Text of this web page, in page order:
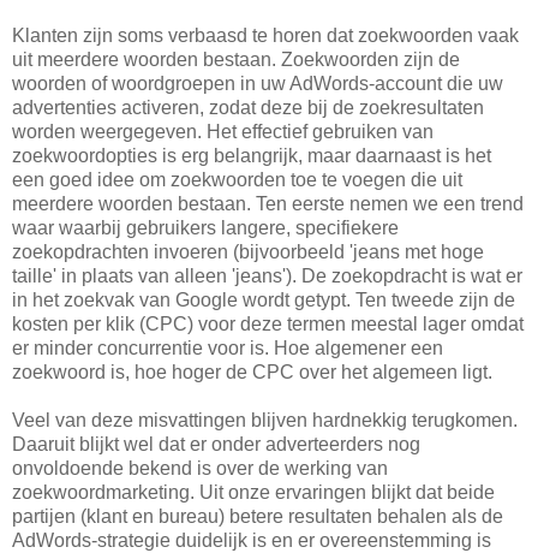
Klanten zijn soms verbaasd te horen dat zoekwoorden vaak
uit meerdere woorden bestaan. Zoekwoorden zijn de
woorden of woordgroepen in uw AdWords-account die uw
advertenties activeren, zodat deze bij de zoekresultaten
worden weergegeven. Het effectief gebruiken van
zoekwoordopties is erg belangrijk, maar daarnaast is het
een goed idee om zoekwoorden toe te voegen die uit
meerdere woorden bestaan. Ten eerste nemen we een trend
waar waarbij gebruikers langere, specifiekere
zoekopdrachten invoeren (bijvoorbeeld 'jeans met hoge
taille' in plaats van alleen 'jeans'). De zoekopdracht is wat er
in het zoekvak van Google wordt getypt. Ten tweede zijn de
kosten per klik (CPC) voor deze termen meestal lager omdat
er minder concurrentie voor is. Hoe algemener een
zoekwoord is, hoe hoger de CPC over het algemeen ligt.
Veel van deze misvattingen blijven hardnekkig terugkomen.
Daaruit blijkt wel dat er onder adverteerders nog
onvoldoende bekend is over de werking van
zoekwoordmarketing. Uit onze ervaringen blijkt dat beide
partijen (klant en bureau) betere resultaten behalen als de
AdWords-strategie duidelijk is en er overeenstemming is